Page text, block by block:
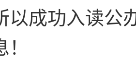
以成功入读公